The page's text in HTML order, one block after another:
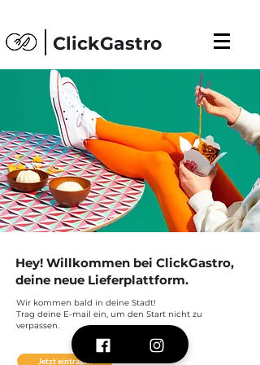
ClickGastro
Hey! Willkommen bei ClickGastro,
deine neue Lieferplattform.
Wir kommen bald in deine Stadt!
Trag deine E-mail ein, um den Start nicht zu
verpassen.
Jetzt eintragen